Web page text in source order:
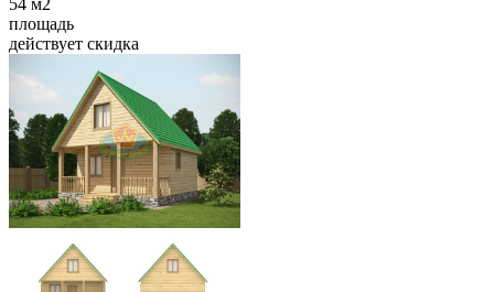
54 м2
площадь
действует скидка